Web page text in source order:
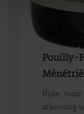
Pouilly-
Rijke,
afkomstig